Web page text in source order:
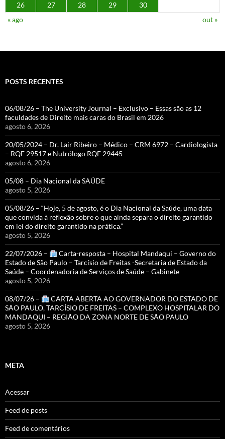
26
27 28 29
30
« ago
out »
POSTS RECENTES
06/08/26 – The University Journal – Exclusivo – Essas são as 12
faculdades de Direito mais caras do Brasil em 2026
agosto 6, 2026
20/05/2024 – Dr. Lair Ribeiro – Médico – CRM 6972 – Cardiologista
– RQE 29517 e Nutrólogo RQE 29445
agosto 6, 2026
05/08 – Dia Nacional da SAÚDE
agosto 5, 2026
05/08/26 – “Hoje, 5 de agosto, é o Dia Nacional da Saúde, uma data
que convida à reflexão sobre o que ainda separa o direito garantido
em lei do direito garantido na prática.”
agosto 5, 2026
22/07/2026 –
Carta-resposta – Hospital Mandaqui – Governo do
Estado de São Paulo – Tarcísio de Freitas -Secretaria de Estado da
Saúde – Coordenadoria de Serviços de Saúde – Gabinete
agosto 5, 2026
08/07/26 –
CARTA ABERTA AO GOVERNADOR DO ESTADO DE
SÃO PAULO, TARCÍSIO DE FREITAS – COMPLEXO HOSPITALAR DO
MANDAQUI – REGIÃO DA ZONA NORTE DE SÃO PAULO
agosto 5, 2026
META
Acessar
Feed de posts
Feed de comentários